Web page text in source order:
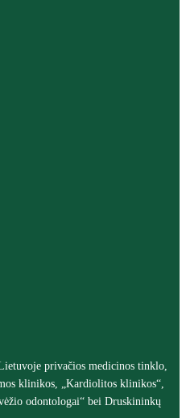
privačios medicinos tinklo,
klinikos, „Kardiolitos klinikos“,
odontologai“ bei Druskininkų